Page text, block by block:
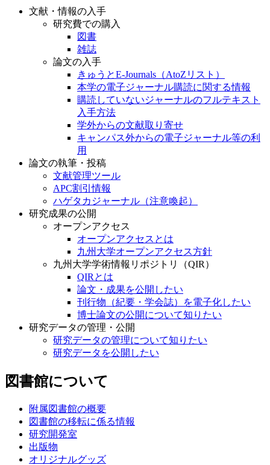
文献・情報の入手
研究費での購入
図書
雑誌
論文の入手
きゅうとE-Journals（AtoZリスト）
本学の電子ジャーナル購読に関する情報
購読していないジャーナルのフルテキスト
入手方法
学外からの文献取り寄せ
キャンパス外からの電子ジャーナル等の利
用
論文の執筆・投稿
文献管理ツール
APC割引情報
ハゲタカジャーナル（注意喚起）
研究成果の公開
オープンアクセス
オープンアクセスとは
九州大学オープンアクセス方針
九州大学学術情報リポジトリ（QIR）
QIRとは
論文・成果を公開したい
刊行物（紀要・学会誌）を電子化したい
博士論文の公開について知りたい
研究データの管理・公開
研究データの管理について知りたい
研究データを公開したい
図書館について
附属図書館の概要
図書館の移転に係る情報
研究開発室
出版物
オリジナルグッズ